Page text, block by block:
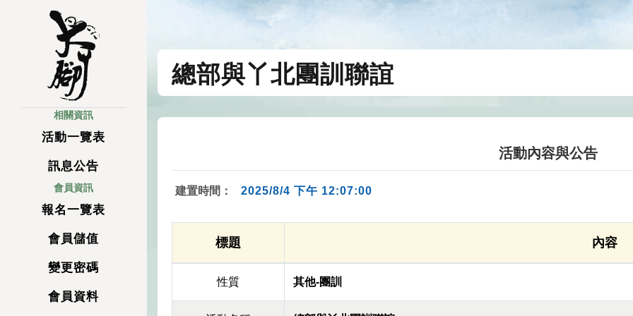
相關資訊
活動一覽表
訊息公告
會員資訊
報名一覽表
會員儲值
變更密碼
會員資料
總部與丫北團訓聯誼
活動內容與公告
建置時間： 2025/8/4 下午 12:07:00
標題 內容
性質 其他-團訓